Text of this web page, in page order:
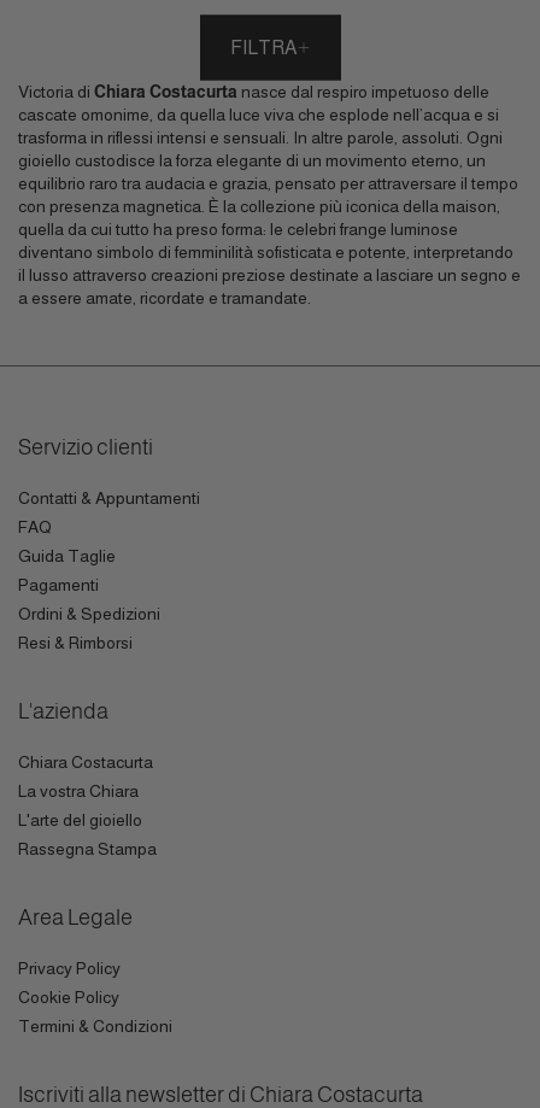
FILTRA
Victoria di Chiara Costacurta nasce dal respiro impetuoso delle
cascate omonime, da quella luce viva che esplode nell’acqua e si
trasforma in riflessi intensi e sensuali. In altre parole, assoluti. Ogni
gioiello custodisce la forza elegante di un movimento eterno, un
equilibrio raro tra audacia e grazia, pensato per attraversare il tempo
con presenza magnetica. È la collezione più iconica della maison,
quella da cui tutto ha preso forma: le celebri frange luminose
diventano simbolo di femminilità sofisticata e potente, interpretando
il lusso attraverso creazioni preziose destinate a lasciare un segno e
a essere amate, ricordate e tramandate.
Servizio clienti
Contatti & Appuntamenti
FAQ
Guida Taglie
Pagamenti
Ordini & Spedizioni
Resi & Rimborsi
L'azienda
Chiara Costacurta
La vostra Chiara
L'arte del gioiello
Rassegna Stampa
Area Legale
Privacy Policy
Cookie Policy
Termini & Condizioni
Iscriviti alla newsletter di Chiara Costacurta